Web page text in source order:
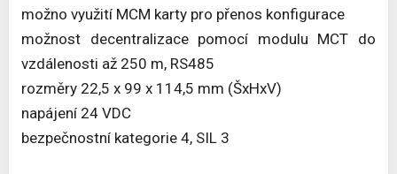
možno využití MCM karty pro přenos konfigurace
možnost decentralizace pomocí modulu MCT do
vzdálenosti až 250 m, RS485
rozměry 22,5 x 99 x 114,5 mm (ŠxHxV)
napájení 24 VDC
bezpečnostní kategorie 4, SIL 3